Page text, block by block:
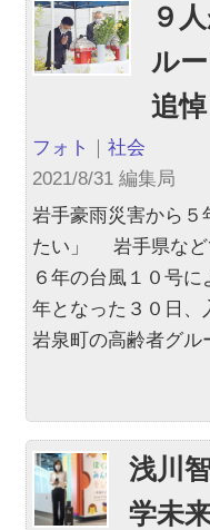
９
ル
追悼
フォト ｜社会
2021/8/31 編集局
岩手豪雨災害から５
たい」 岩手県など
６年の台風１０号
年となった３０日、
岩泉町の高齢者グ
浅川
学未